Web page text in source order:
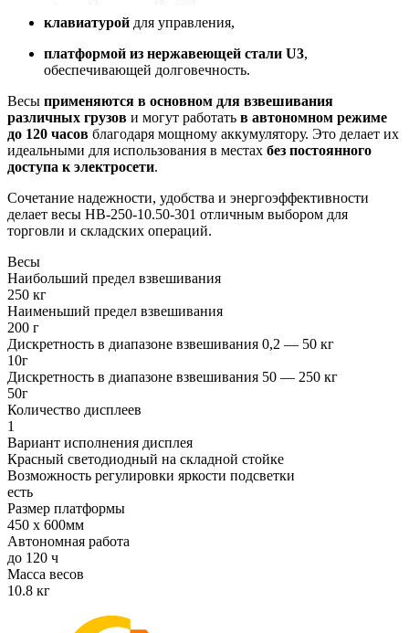
клавиатурой для управления,
платформой из нержавеющей стали U3,
обеспечивающей долговечность.
Весы применяются в основном для взвешивания
различных грузов и могут работать в автономном режиме
до 120 часов благодаря мощному аккумулятору. Это делает их
идеальными для использования в местах без постоянного
доступа к электросети.
Сочетание надежности, удобства и энергоэффективности
делает весы НВ-250-10.50-301 отличным выбором для
торговли и складских операций.
Весы
Наибольший предел взвешивания
250 кг
Наименьший предел взвешивания
200 г
Дискретность в диапазоне взвешивания 0,2 — 50 кг
10г
Дискретность в диапазоне взвешивания 50 — 250 кг
50г
Количество дисплеев
1
Вариант исполнения дисплея
Красный светодиодный на складной стойке
Возможность регулировки яркости подсветки
есть
Размер платформы
450 x 600мм
Автономная работа
до 120 ч
Масса весов
10.8 кг